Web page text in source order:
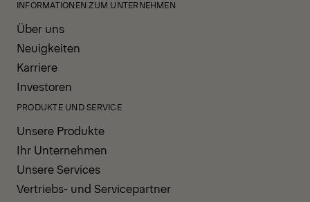
INFORMATIONEN ZUM UNTERNEHMEN
Über uns
Neuigkeiten
Karriere
Investoren
PRODUKTE UND SERVICE
Unsere Produkte
Ihr Unternehmen
Unsere Services
Vertriebs- und Servicepartner